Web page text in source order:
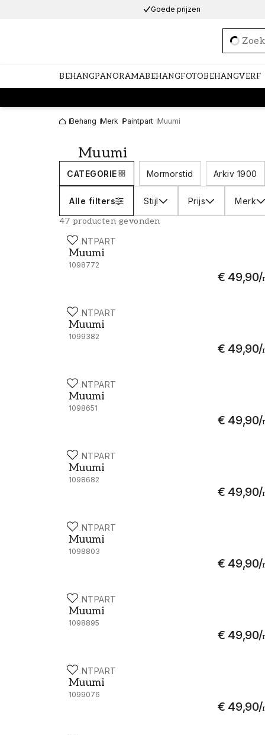
Goede prijzen
BEHANGPANORAMABEHANGFOTOBEHANGVERF
Behang Merk Paintpart Muumi
Muumi
CATEGORIE Mormorstid Arkiv 1900
Alle filters Stijl Prijs Merk
47 producten gevonden
PAINTPART
Muumi
1098772
€ 49,90/
Muumi - 4908-5
PAINTPART
Muumi
1099382
€ 49,90/
Muumi - 4910-1
PAINTPART
Muumi
1098651
€ 49,90/
Muumi - 4908-1
PAINTPART
Muumi
1098682
€ 49,90/
Muumi - 4908-2
PAINTPART
Muumi
1098803
€ 49,90/
Muumi - 4908-6
PAINTPART
Muumi
1098895
€ 49,90/
Muumi - 4908-9
PAINTPART
Muumi
1099076
€ 49,90/
Muumi - 4909-3